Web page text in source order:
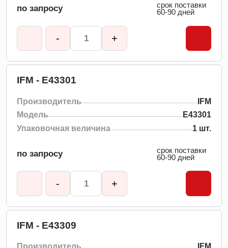
по запросу
срок поставки
60-90 дней
- +
IFM - E43301
Производитель
IFM
Модель
E43301
Упаковочная величина
1 шт.
по запросу
срок поставки
60-90 дней
- +
IFM - E43309